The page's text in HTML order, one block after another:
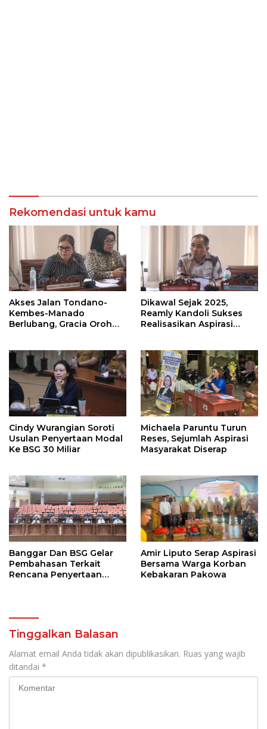
Rekomendasi untuk kamu
Akses Jalan Tondano-
Kembes-Manado
Berlubang, Gracia Oroh
Dikawal Sejak 2025,
Reamly Kandoli Sukses
Realisasikan Aspirasi
Tahun Depan
Cindy Wurangian Soroti
Usulan Penyertaan Modal
Ke BSG 30 Miliar
Michaela Paruntu Turun
Reses, Sejumlah Aspirasi
Masyarakat Diserap
Banggar Dan BSG Gelar
Pembahasan Terkait
Rencana Penyertaan
Amir Liputo Serap Aspirasi
Bersama Warga Korban
Kebakaran Pakowa
Tinggalkan Balasan
Alamat email Anda tidak akan dipublikasikan. Ruas yang wajib
ditandai *